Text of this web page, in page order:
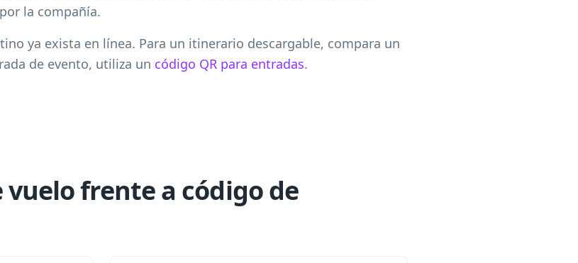
la compañía.
ya exista en línea. Para un itinerario descargable, compara un
de evento, utiliza un código QR para entradas.
vuelo frente a código de